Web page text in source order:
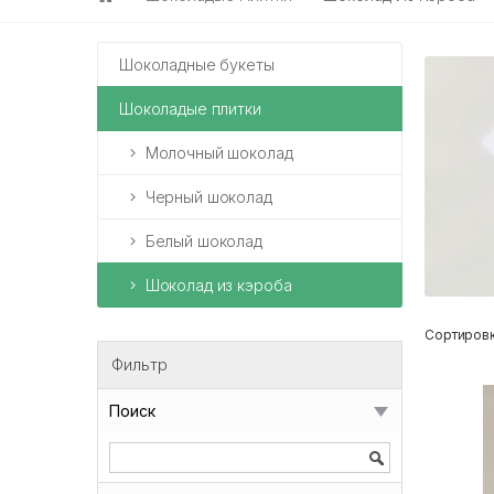
Шоколадные букеты
Шоколадые плитки
Молочный шоколад
Черный шоколад
Белый шоколад
Шоколад из кэроба
Фильтр
Поиск